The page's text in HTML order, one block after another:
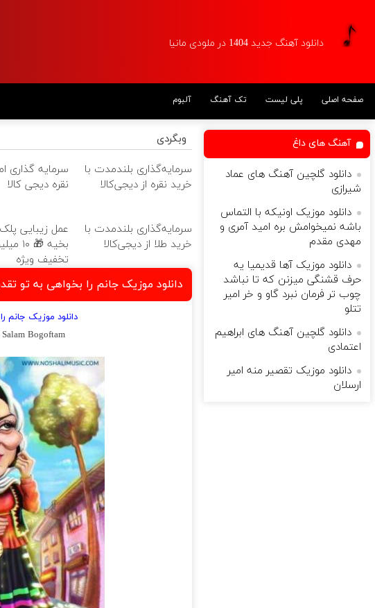
دانلود آهنگ جدید 1404 در ملودی مانیا
صفحه اصلی پلی لیست تک آهنگ آلبوم
وبگردی
سرمایه‌گذاری بلندمدت با
خرید نقره از دیجی‌کالا
سرمایه گذاری
نقره دیجی کالا
سرمایه‌گذاری بلندمدت با
خرید طلا از دیجی‌کالا
عمل زیبایی
بخیه
تخفیف ویژه
دانلود موزیک جانم را بخواهی به تو
دانلود موزیک جانم
Bogoftam
آهنگ های داغ
دانلود گلچین آهنگ های عماد
شیرازی
دانلود موزیک اونیکه با التماس
باشه نمیخوامش بره امید آمری و
مهدی مقدم
دانلود موزیک آها قدیمیا یه
حرف قشنگی میزنن که تا نباشد
چوب تر فرمان نبرد گاو و خر امیر
تتلو
دانلود گلچین آهنگ های ابراهیم
اعتمادی
دانلود موزیک تقصیر منه امیر
ارسلان